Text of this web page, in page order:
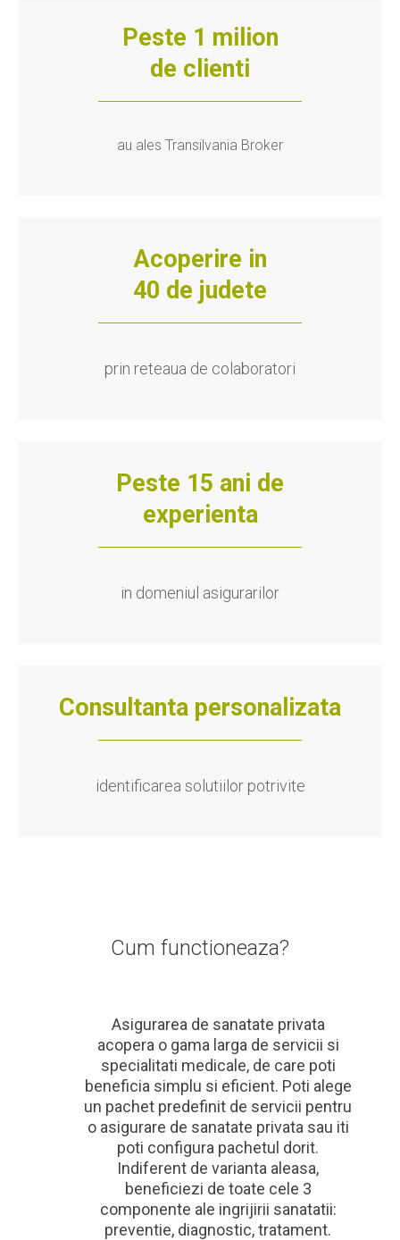
Peste 1 milion
de clienti
au ales Transilvania Broker
Acoperire in
40 de judete
prin reteaua de colaboratori
Peste 15 ani de
experienta
in domeniul asigurarilor
Consultanta personalizata
identificarea solutiilor potrivite
Cum functioneaza?
Asigurarea de sanatate privata
acopera o gama larga de servicii si
specialitati medicale, de care poti
beneficia simplu si eficient. Poti alege
un pachet predefinit de servicii pentru
o asigurare de sanatate privata sau iti
poti configura pachetul dorit.
Indiferent de varianta aleasa,
beneficiezi de toate cele 3
componente ale ingrijirii sanatatii:
preventie, diagnostic, tratament.